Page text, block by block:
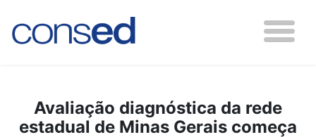
Avaliação diagnóstica da rede
estadual de Minas Gerais começa